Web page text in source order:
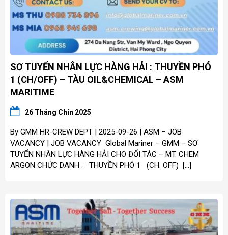
SƠ TUYỂN NHÂN LỰC HÀNG HẢI : THUYỀN PHÓ
1 (CH/OFF) – TÀU OIL&CHEMICAL – ASM
MARITIME
26 Tháng Chín 2025
By GMM HR-CREW DEPT | 2025-09-26 | ASM – JOB
VACANCY | JOB VACANCY Global Mariner – GMM – SƠ
TUYỂN NHÂN LỰC HÀNG HẢI CHO ĐỐI TÁC – MT. CHEM
ARGON CHỨC DANH : THUYỀN PHÓ 1 (CH. OFF) […]